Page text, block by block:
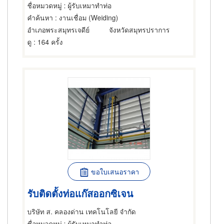
ชื่อหมวดหมู่ : ผู้รับเหมาทำท่อ
คำค้นหา : งานเชื่อม (Weiding)
อำเภอพระสมุทรเจดีย์
จังหวัดสมุทรปราการ
ดู : 164 ครั้ง
ขอใบเสนอราคา
รับติดตั้งท่อแก๊สออกซิเจน
บริษัท ส. คลองด่าน เทคโนโลยี จำกัด